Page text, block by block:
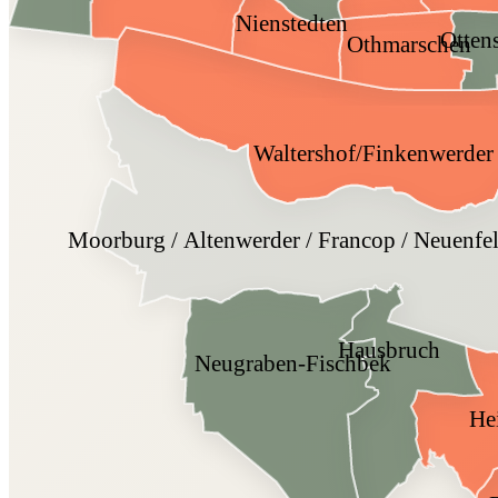
Waltershof/Finkenwerder
Othmarschen
Nienstedten
Moorburg / Altenwerder / Francop /
Hausbruch
Neugraben-Fischbek